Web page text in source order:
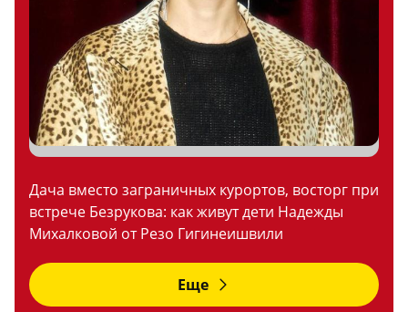
Дача вместо заграничных курортов, восторг при
встрече Безрукова: как живут дети Надежды
Михалковой от Резо Гигинеишвили
Еще